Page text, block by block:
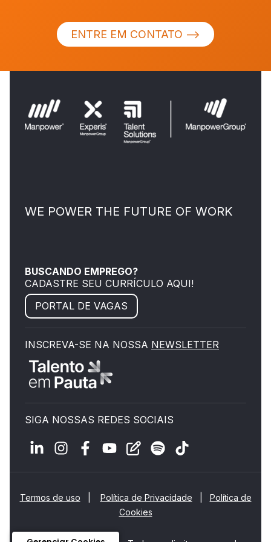
ENTRE EM CONTATO ⟶
WE POWER THE FUTURE OF WORK
BUSCANDO EMPREGO?
CADASTRE SEU CURRÍCULO AQUI!
PORTAL DE VAGAS
INSCREVA-SE NA NOSSA NEWSLETTER
SIGA NOSSAS REDES SOCIAIS
Termos de uso Política de Privacidade
Política de
Cookies